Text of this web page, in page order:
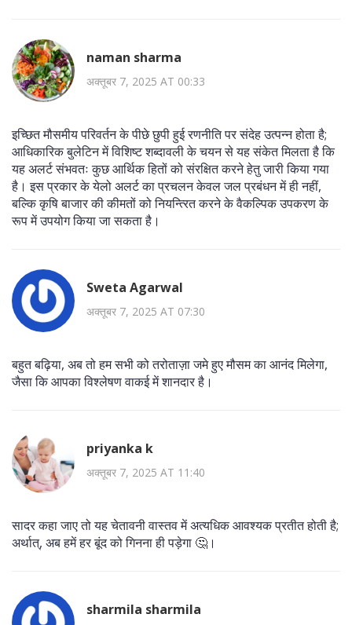
naman sharma
अक्तूबर 7, 2025 AT 00:33
इच्छित मौसमीय परिवर्तन के पीछे छुपी हुई रणनीति पर संदेह उत्पन्न होता है;
आधिकारिक बुलेटिन में विशिष्ट शब्दावली के चयन से यह संकेत मिलता है कि
यह अलर्ट संभवतः कुछ आर्थिक हितों को संरक्षित करने हेतु जारी किया गया
है। इस प्रकार के येलो अलर्ट का प्रचलन केवल जल प्रबंधन में ही नहीं,
बल्कि कृषि बाजार की कीमतों को नियन्त्‍रित करने के वैकल्पिक उपकरण के
रूप में उपयोग किया जा सकता है।
Sweta Agarwal
अक्तूबर 7, 2025 AT 07:30
बहुत बढ़िया, अब तो हम सभी को तरोताज़ा जमे हुए मौसम का आनंद मिलेगा,
जैसा कि आपका विश्लेषण वाकई में शानदार है।
priyanka k
अक्तूबर 7, 2025 AT 11:40
सादर कहा जाए तो यह चेतावनी वास्तव में अत्यधिक आवश्यक प्रतीत होती है;
अर्थात्, अब हमें हर बूंद को गिनना ही पड़ेगा 🤔।
sharmila sharmila